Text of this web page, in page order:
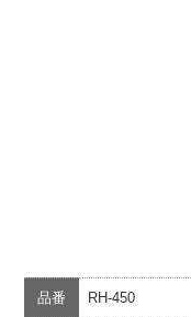
品番 RH-450